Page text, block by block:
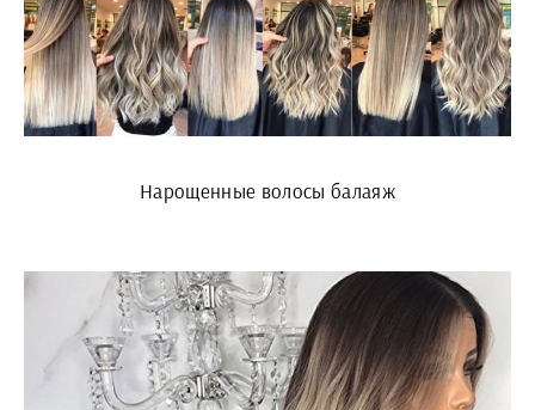
Нарощенные волосы балаяж